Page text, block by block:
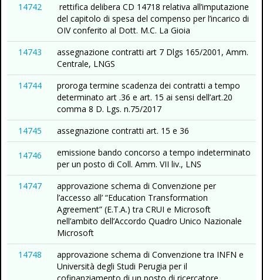
14742
rettifica delibera CD 14718 relativa all’imputazione
del capitolo di spesa del compenso per l’incarico di
OIV conferito al Dott. M.C. La Gioia
14743
assegnazione contratti art 7 Dlgs 165/2001, Amm.
Centrale, LNGS
14744
proroga termine scadenza dei contratti a tempo
determinato art .36 e art. 15 ai sensi dell’art.20
comma 8 D. Lgs. n.75/2017
14745
assegnazione contratti art. 15 e 36
14746
emissione bando concorso a tempo indeterminato
per un posto di Coll. Amm. VII liv., LNS
14747
approvazione schema di Convenzione per
l’accesso all’ “Education Transformation
Agreement” (E.T.A.) tra CRUI e Microsoft
nell’ambito dell’Accordo Quadro Unico Nazionale
Microsoft
14748
approvazione schema di Convenzione tra INFN e
Università degli Studi Perugia per il